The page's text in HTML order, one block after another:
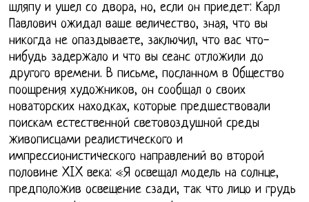
шляпу и ушел со двора, но, если он приедет: Карл
Павлович ожидал ваше величество, зная, что вы
никогда не опаздываете, заключил, что вас что-
нибудь задержало и что вы сеанс отложили до
другого времени. В письме, посланном в Общество
поощрения художников, он сообщал о своих
новаторских находках, которые предшествовали
поискам естественной световоздушной среды
живописцами реалистического и
импрессионистического направлений во второй
половине XIX века: «Я освещал модель на солнце,
предположив освещение сзади, так что лицо и грудь